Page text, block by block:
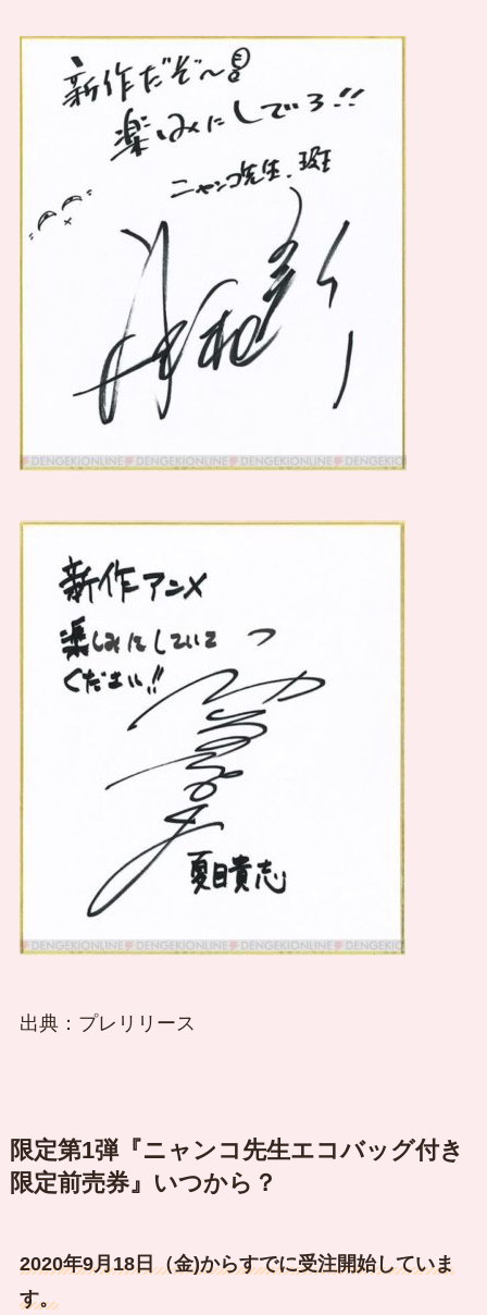
出典：プレリリース
限定第1弾『ニャンコ先生エコバッグ付き
限定前売券』いつから？
2020年9月18日（金)からすでに受注開始していま
す。